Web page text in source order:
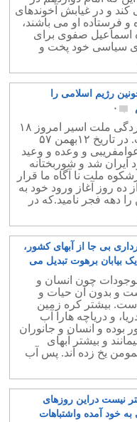
و در غیابش آخوندهای
و فرستاده او می باشند،
اسماعیل صفوی برای
سیاسی خود پخت و
کشورمان را به دست
رژیم اسلامی را
۰
دهه زجر، آغاز بردگی ملت اسیر امروز ۱۸
بهمن ۱۳۹۴است. در تاریخ ۱۲بهمن ۵۷
و وعده و وعید
ایران شد و شوربختانه
ملت نا آگاه ما قرار
ده روز آغاز ورود خود به
۲۲ بهمن را دهه فجر نامید.که در
ملت ما بود.
بی جا از آبهای کشور،
بیابان برهوت تبدیل می
چون انسان و
و بدون آن حیات و
بیشتر کره زمین
و دریاچه هارا آب
بوده و انسان و جانوران
و بیشتر آبهای
یخ زده اند. پس آب
و حیوانات کم و
نیست دراین روزهای
خود آمده واشتباهات